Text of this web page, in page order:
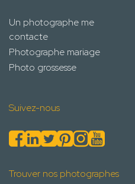
Un photographe me
contacte
Photographe mariage
Photo grossesse
Suivez-nous
Trouver nos photographes